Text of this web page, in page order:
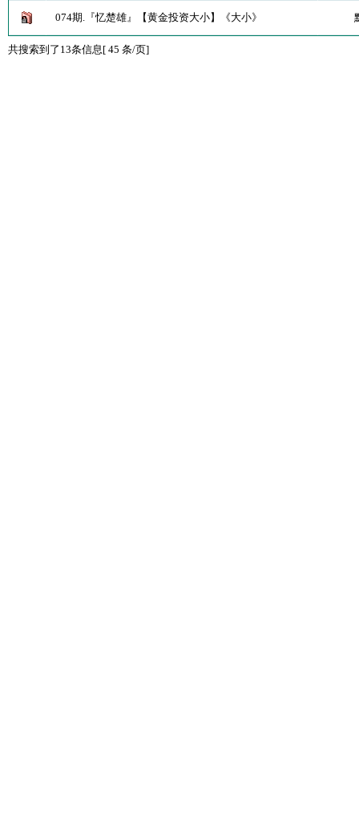
074期.『忆楚雄』【黄金投资大小】《大小》
共搜索到了13条信息[ 45 条/页]